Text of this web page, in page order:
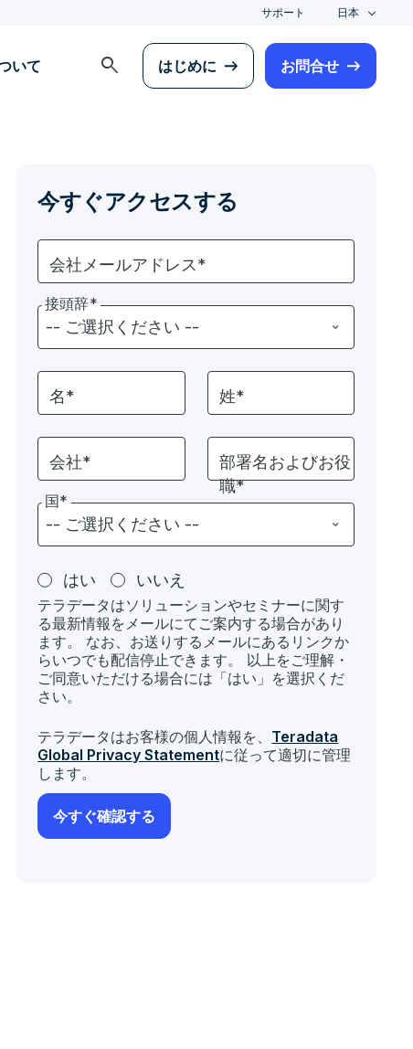
サポート 日本
いて search はじめに お問合せ
今すぐアクセスする
会社メールアドレス*
接頭辞*
名* 姓*
会社*
部署名およびお役
職*
国*
はい いいえ
テラデータはソリューションやセミナーに関す
る最新情報をメールにてご案内する場合があり
ます。 なお、お送りするメールにあるリンクか
らいつでも配信停止できます。 以上をご理解・
ご同意いただける場合には「はい」を選択くだ
さい。
テラデータはお客様の個人情報を、 Teradata
Global Privacy Statementに従って適切に管理
します。